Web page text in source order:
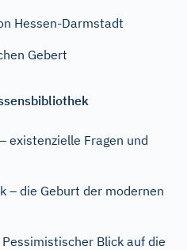
Hessen-Darmstadt
Gebert
existenzielle Fragen und
– die Geburt der modernen
Blick auf die